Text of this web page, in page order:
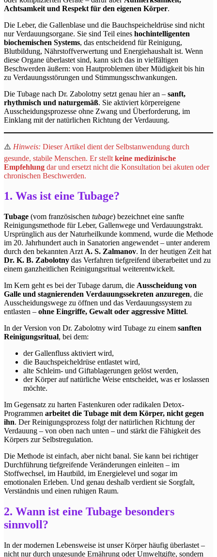
Achtsamkeit und Respekt für den eigenen Körper.
Die Leber, die Gallenblase und die Bauchspeicheldrüse sind nicht
nur Verdauungsorgane. Sie sind Teil eines hochintelligenten
biochemischen Systems, das entscheidend für Reinigung,
Blutbildung, Nährstoffverwertung und Energiehaushalt ist. Wenn
diese Organe überlastet sind, kann sich das in vielfältigen
Beschwerden äußern: von Hautproblemen über Müdigkeit bis hin
zu Verdauungsstörungen und Stimmungsschwankungen.
Die Tubage nach Dr. Zabolotny setzt genau hier an – sanft,
rhythmisch und naturgemäß. Sie aktiviert körpereigene
Ausscheidungsprozesse ohne Zwang und Überforderung, im
Einklang mit der natürlichen Richtung der Verdauung.
⚠️ Hinweis: Dieser Artikel dient der Selbstanwendung durch
gesunde, stabile Menschen. Er stellt keine medizinische
Empfehlung dar und ersetzt nicht die Konsultation bei akuten oder
chronischen Beschwerden.
1. Was ist eine Tubage?
Tubage (vom französischen tubage) bezeichnet eine sanfte
Reinigungsmethode für Leber, Gallenwege und Verdauungstrakt.
Ursprünglich aus der Naturheilkunde kommend, wurde die Methode
im 20. Jahrhundert auch in Sanatorien angewendet – unter anderem
durch den bekannten Arzt A. S. Zalmanov. In der heutigen Zeit hat
Dr. K. B. Zabolotny das Verfahren tiefgreifend überarbeitet und zu
einem ganzheitlichen Reinigungsritual weiterentwickelt.
Im Kern geht es bei der Tubage darum, die Ausscheidung von
Galle und stagnierenden Verdauungssekreten anzuregen, die
Ausscheidungswege zu öffnen und das Verdauungssystem zu
entlasten – ohne Eingriffe, Gewalt oder aggressive Mittel.
In der Version von Dr. Zabolotny wird Tubage zu einem sanften
Reinigungsritual, bei dem:
der Gallenfluss aktiviert wird,
die Bauchspeicheldrüse entlastet wird,
alte Schleim- und Giftablagerungen gelöst werden,
der Körper auf natürliche Weise entscheidet, was er loslassen
möchte.
Im Gegensatz zu harten Fastenkuren oder radikalen Detox-
Programmen arbeitet die Tubage mit dem Körper, nicht gegen
ihn. Der Reinigungsprozess folgt der natürlichen Richtung der
Verdauung – von oben nach unten – und stärkt die Fähigkeit des
Körpers zur Selbstregulation.
Die Methode ist einfach, aber nicht banal. Sie kann bei richtiger
Durchführung tiefgreifende Veränderungen einleiten – im
Stoffwechsel, im Hautbild, im Energielevel und sogar im
emotionalen Erleben. Und genau deshalb verdient sie Sorgfalt,
Verständnis und einen ruhigen Raum.
2. Wann ist eine Tubage besonders
sinnvoll?
In der modernen Lebensweise ist unser Körper häufig überlastet –
nicht nur durch ungesunde Ernährung oder Umweltgifte, sondern